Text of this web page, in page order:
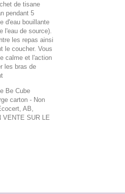
de tisane
pendant 5
d'eau bouillante
l'eau de source).
les repas ainsi
le coucher. Vous
calme et l'action
les bras de
Be Cube
carton - Non
AB,
VENTE SUR LE